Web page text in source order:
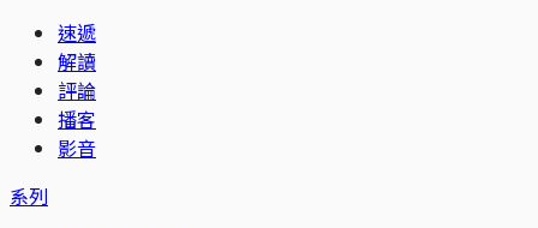
速遞
解讀
評論
播客
影音
系列